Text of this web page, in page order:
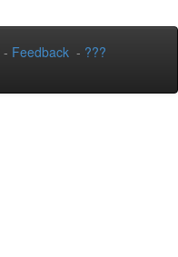
- Feedback - ???